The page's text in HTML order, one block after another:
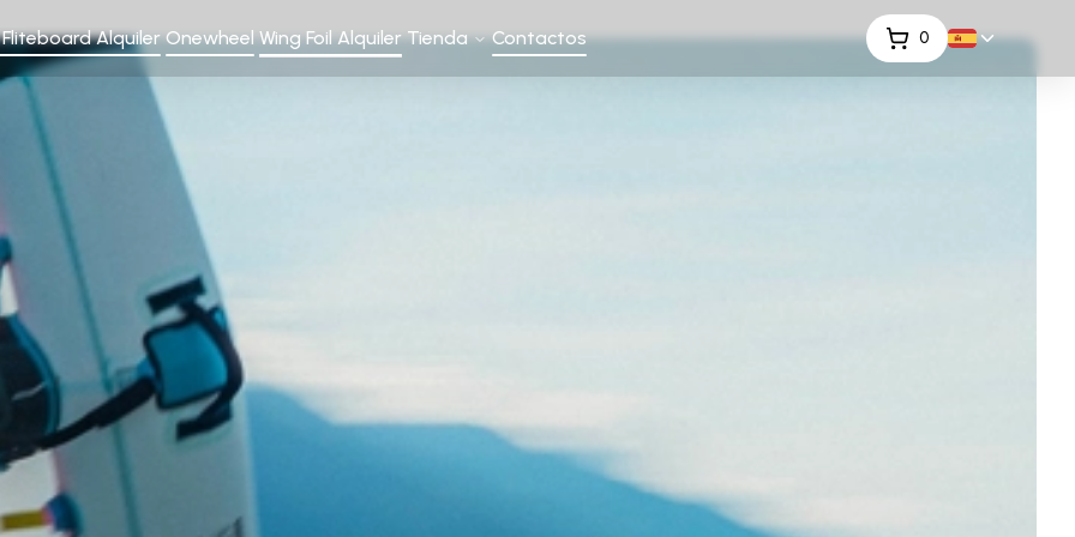
Fliteboard Alquiler Onewheel Wing Foil Alquiler Tienda Contactos 0